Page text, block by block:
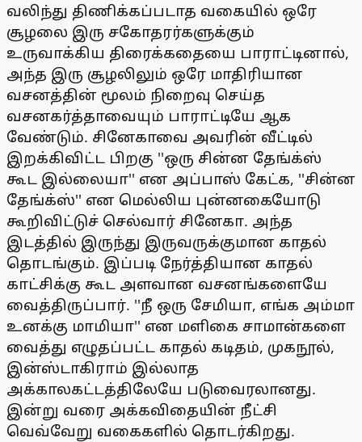
வலிந்து திணிக்கப்படாத வகையில் ஒரே
சூழலை இரு சகோதரர்களுக்கும்
உருவாக்கிய திரைக்கதையை பாராட்டினால்,
அந்த இரு சூழலிலும் ஒரே மாதிரியான
வசனத்தின் மூலம் நிறைவு செய்த
வசனகர்த்தாவையும் பாராட்டியே ஆக
வேண்டும். சினேகாவை அவரின் வீட்டில்
இறக்கிவிட்ட பிறகு ''ஒரு சின்ன தேங்க்ஸ்
கூட இல்லையா'' என அப்பாஸ் கேட்க, ''சின்ன
தேங்க்ஸ்'' என மெல்லிய புன்னகையோடு
கூறிவிட்டுச் செல்வார் சினேகா. அந்த
இடத்தில் இருந்து இருவருக்குமான காதல்
தொடங்கும். இப்படி நேர்த்தியான காதல்
காட்சிக்கு கூட அளவான வசனங்களையே
வைத்திருப்பார். ''நீ ஒரு சேமியா, எங்க அம்மா
உனக்கு மாமியா'' என மளிகை சாமான்களை
வைத்து எழுதப்பட்ட காதல் கடிதம், முகநூல்,
இன்ஸ்டாகிராம் இல்லாத
அக்காலகட்டத்திலேயே படுவைரலானது.
இன்று வரை அக்கவிதையின் நீட்சி
வெவ்வேறு வகைகளில் தொடர்கிறது.